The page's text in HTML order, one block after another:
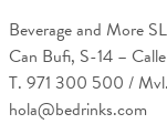
Beverage and More SL
Can Bufi, S-14 –
T. 971 300 500 /
hola@bedrinks.com